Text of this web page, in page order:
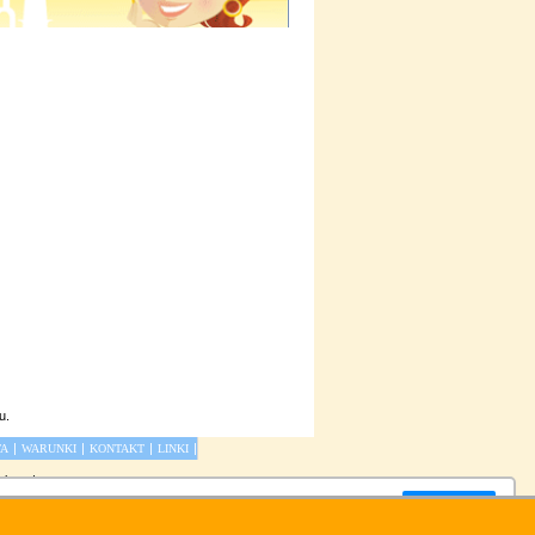
| WARUNKI | KONTAKT | LINKI |
|